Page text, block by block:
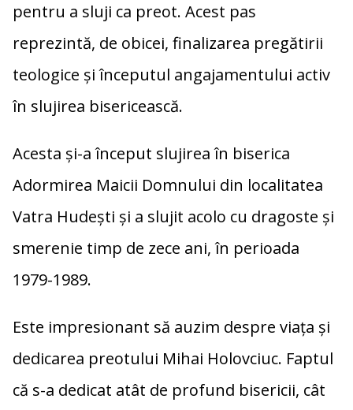
pentru a sluji ca preot. Acest pas
reprezintă, de obicei, finalizarea pregătirii
teologice și începutul angajamentului activ
în slujirea bisericească.
Acesta și-a început slujirea în biserica
Adormirea Maicii Domnului din localitatea
Vatra Hudești și a slujit acolo cu dragoste și
smerenie timp de zece ani, în perioada
1979-1989.
Este impresionant să auzim despre viața și
dedicarea preotului Mihai Holovciuc. Faptul
că s-a dedicat atât de profund bisericii, cât